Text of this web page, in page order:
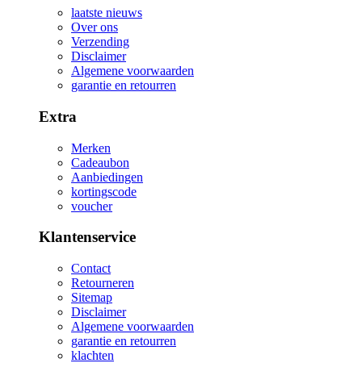
laatste nieuws
Over ons
Verzending
Disclaimer
Algemene voorwaarden
garantie en retourren
Extra
Merken
Cadeaubon
Aanbiedingen
kortingscode
voucher
Klantenservice
Contact
Retourneren
Sitemap
Disclaimer
Algemene voorwaarden
garantie en retourren
klachten